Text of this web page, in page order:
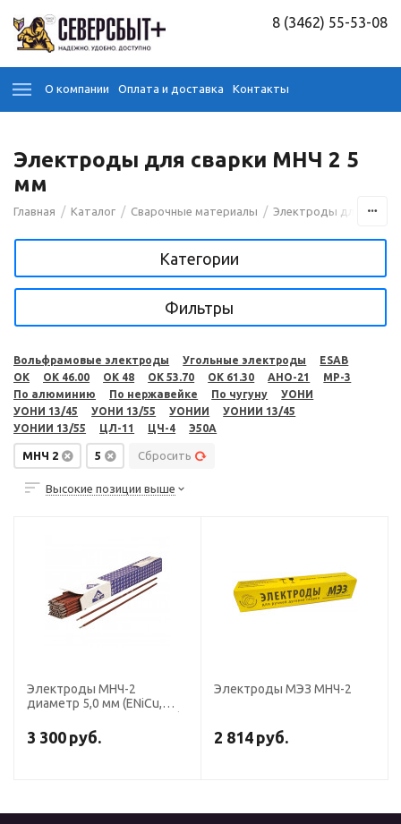
8 (3462) 55-53-08
О компании Оплата и доставка Контакты
Электроды для сварки МНЧ 2 5
мм
Главная / Каталог / Сварочные материалы / Электроды для сварки
Категории
Фильтры
Вольфрамовые электроды Угольные электроды
ESAB
OK
OK 46.00 OK 48 OK 53.70 OK 61.30 АНО-21
МР-3
По алюминию
По нержавейке По чугуну
УОНИ
УОНИ 13/45
УОНИ 13/55 УОНИИ
УОНИИ 13/45
УОНИИ 13/55
ЦЛ-11 ЦЧ-4 Э50А
МНЧ 2 5 Сбросить
Высокие позиции выше
Электроды МНЧ-2
диаметр 5,0 мм (ENiCu,
(пачка 5 кг, ЛЭЗ)
3 300 руб.
Электроды МЭЗ МНЧ-2
2 814 руб.